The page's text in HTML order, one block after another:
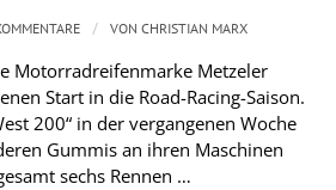
Motorradreifenmarke Metzeler
Start in die Road-Racing-Saison.
200“ in der vergangenen Woche
Gummis an ihren Maschinen
sechs Rennen …
/ VONCHRISTIAN MARX